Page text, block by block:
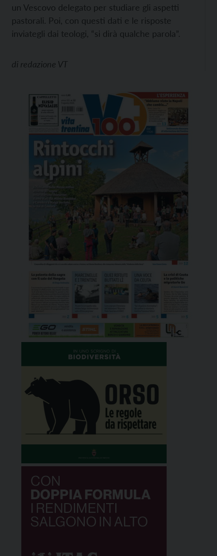
un Vescovo delegato per studiare gli aspetti
pastorali. Poi, con questi dati e le risposte
inviategli dai teologi, “si dirà qualche parola”.
di redazione VT